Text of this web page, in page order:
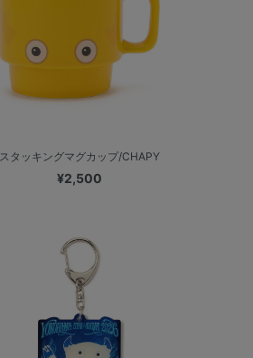
スタッキングマグカップ/CHAPY
¥2,500